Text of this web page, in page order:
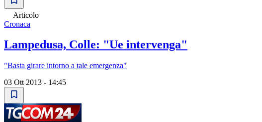
Articolo
Cronaca
Lampedusa, Colle: "Ue intervenga"
"Basta girare intorno a tale emergenza"
03 Ott 2013 - 14:45